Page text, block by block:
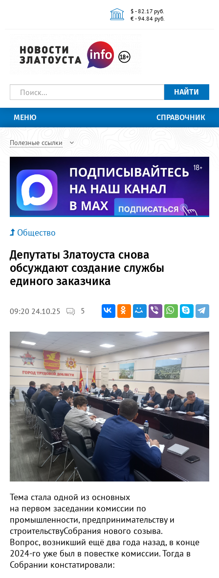
$ - 82.17 руб.
€ - 94.84 руб.
НАЙТИ
МЕНЮ СПРАВОЧНИК
Полезные ссылки
Общество
Депутаты Златоуста снова
обсуждают создание службы
единого заказчика
09:20 24.10.25 5
Тема стала одной из основных
на первом заседании комиссии по
промышленности, предпринимательству и
строительствуСобрания нового созыва.
Вопрос, возникший ещё два года назад, в конце
2024-го уже был в повестке комиссии. Тогда в
Собрании констатировали: